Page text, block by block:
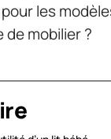
les
mobilier ?